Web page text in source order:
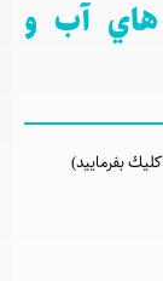
هاي آب و
بفرماييد)